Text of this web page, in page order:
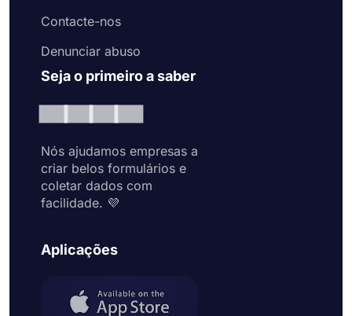
Contacte-nos
Denunciar abuso
Seja o primeiro a saber
Nós ajudamos empresas a
criar belos formulários e
coletar dados com
facilidade. 💜
Aplicações